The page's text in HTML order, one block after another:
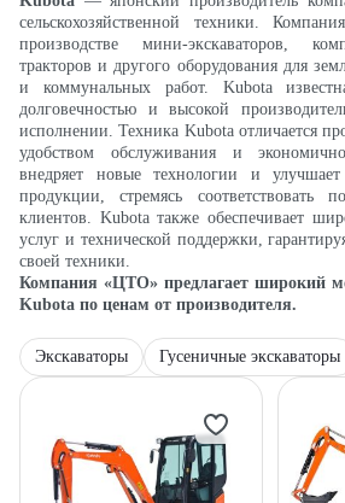
сельскохозяйственной техники.
производстве мини-экскаваторов,
тракторов и другого оборудования для
и коммунальных работ. Kubota
долговечностью и высокой
исполнении. Техника Kubota отличается
удобством обслуживания и
внедряет новые технологии и улучшает
продукции, стремясь соответствовать
клиентов. Kubota также обеспечивает
услуг и технической поддержки,
своей техники.
Компания «ЦТО» предлагает широкий
Kubota по ценам от производителя.
Экскаваторы Гусеничные экскаваторы